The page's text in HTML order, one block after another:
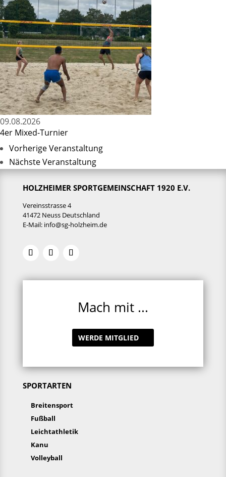
09.08.2026
4er Mixed-Turnier
Vorherige Veranstaltung
Nächste Veranstaltung
HOLZHEIMER SPORTGEMEINSCHAFT 1920 E.V.
Vereinsstrasse 4
41472 Neuss Deutschland
E-Mail: info@sg-holzheim.de
Mach mit ...
WERDE MITGLIED
SPORTARTEN
Breitensport
Fußball
Leichtathletik
Kanu
Volleyball